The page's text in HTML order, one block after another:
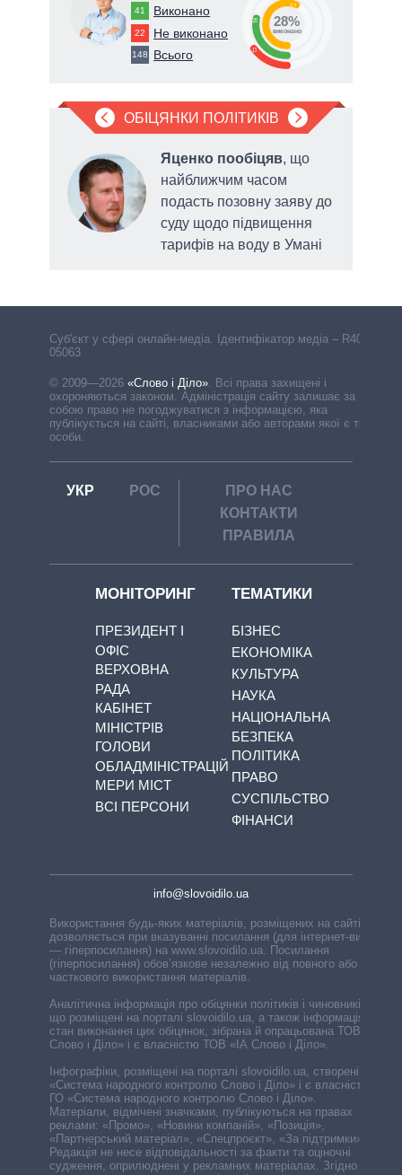
41 Виконано
22 Не виконано
148 Всього 15
28
57
28%
виконано
ОБІЦЯНКИ ПОЛІТИКІВ
Яценко пообіцяв, що
найближчим часом
подасть позовну заяву до
суду щодо підвищення
тарифів на воду в Умані
Cуб'єкт у сфері онлайн-медіа. Ідентифікатор медіа – R40-
05063
© 2009—2026 «Слово і Діло». Всі права захищені і
охороняються законом. Адміністрація сайту залишає за
собою право не погоджуватися з інформацією, яка
публікується на сайті, власниками або авторами якої є треті
особи.
УКР РОС
ПРО НАС
КОНТАКТИ
ПРАВИЛА
МОНІТОРИНГ
ПРЕЗИДЕНТ І
ОФІС
ВЕРХОВНА
РАДА
КАБІНЕТ
МІНІСТРІВ
ГОЛОВИ
ОБЛАДМІНІСТРАЦІЙ
МЕРИ МІСТ
ВСІ ПЕРСОНИ
ТЕМАТИКИ
БІЗНЕС
ЕКОНОМІКА
КУЛЬТУРА
НАУКА
НАЦІОНАЛЬНА
БЕЗПЕКА
ПОЛІТИКА
ПРАВО
СУСПІЛЬСТВО
ФІНАНСИ
info@slovoidilo.ua
Використання будь-яких матеріалів, розміщених на сайті,
дозволяється при вказуванні посилання (для інтернет-видань
— гіперпосилання) на www.slovoidilo.ua. Посилання
(гіперпосилання) обов’язкове незалежно від повного або
часткового використання матеріалів.
Аналітична інформація про обіцянки політиків і чиновників,
що розміщені на порталі slovoidilo.ua, а також інформація про
стан виконання цих обіцянок, зібрана й опрацьована ТОВ «ІА
Слово і Діло» і є власністю ТОВ «ІА Слово і Діло».
Інфографіки, розміщені на порталі slovoidilo.ua, створені ГО
«Система народного контролю Слово і Діло» і є власністю
ГО «Система народного контролю Слово і Діло».
Матеріали, відмічені значками, публікуються на правах
реклами: «Промо», «Новини компаній», «Позиція»,
«Партнерський матеріал», «Спецпроєкт», «За підтримки».
Редакція не несе відповідальності за факти та оціночні
судження, оприлюднені у рекламних матеріалах. Згідно з